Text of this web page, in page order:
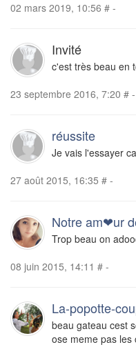
02 mars 2019, 10:56 # -
Invité
c'est très beau en
23 septembre 2016, 7:20 # -
réussite
Je vais l'essayer
27 août 2015, 16:35 # -
Notre am❤ur
Trop beau on
08 juin 2015, 14:11 # -
La-popotte-
beau gateau cest
ose meme pas les